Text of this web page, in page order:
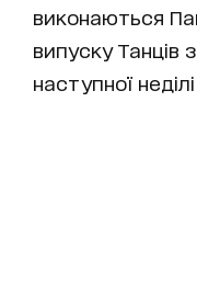
виконаються
випуску Танців
наступної